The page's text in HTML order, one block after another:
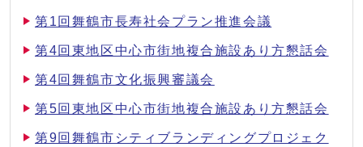
第1回舞鶴市長寿社会プラン推進会議
第4回東地区中心市街地複合施設あり方懇話会
第4回舞鶴市文化振興審議会
第5回東地区中心市街地複合施設あり方懇話会
第9回舞鶴市シティブランディングプロジェク